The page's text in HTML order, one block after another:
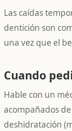
Las caídas
dentición son
una vez que el
Cuando
Hable con un
acompañados
deshidratación